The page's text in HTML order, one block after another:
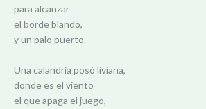
para alcanzar
el borde blando,
y un palo puerto.
Una calandria posó liviana,
donde es el viento
el que apaga el juego,